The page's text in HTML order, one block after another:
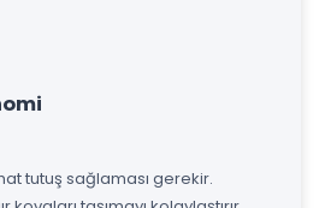
tutuş sağlaması gerekir.